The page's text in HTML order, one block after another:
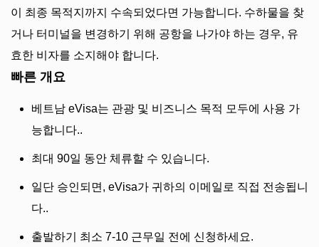
이 최종 목적지까지 수속되었다면 가능합니다. 수하물을 찾
거나 터미널을 변경하기 위해 공항을 나가야 하는 경우, 유
효한 비자를 소지해야 합니다.
빠른 개요
베트남 eVisa는 관광 및 비즈니스 목적 모두에 사용 가
능합니다..
최대 90일 동안 체류할 수 있습니다.
일단 승인되면, eVisa가 귀하의 이메일로 직접 전송됩니
다..
출발하기 최소 7-10 근무일 전에 신청하세요.